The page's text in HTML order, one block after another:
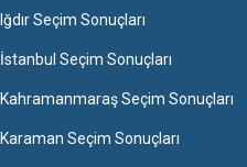
Iğdır Seçim Sonuçları
İstanbul Seçim Sonuçları
Kahramanmaraş Seçim Sonuçları
Karaman Seçim Sonuçları